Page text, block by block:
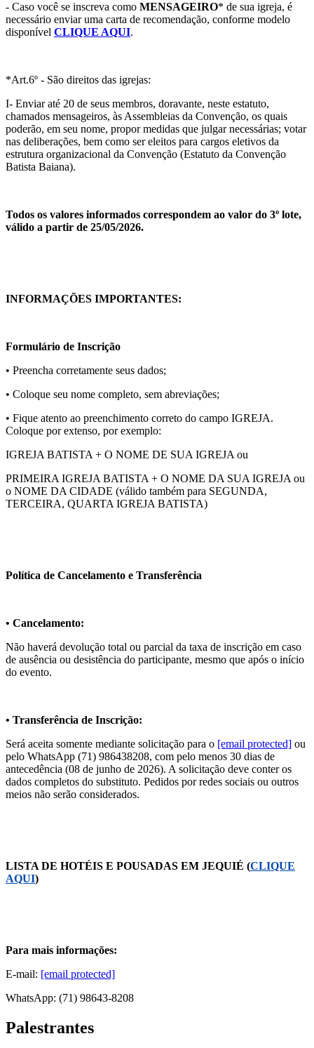
- Caso você se inscreva como MENSAGEIRO* de sua igreja, é
necessário enviar uma carta de recomendação, conforme modelo
disponível CLIQUE AQUI.
*Art.6º - São direitos das igrejas:
I- Enviar até 20 de seus membros, doravante, neste estatuto,
chamados mensageiros, às Assembleias da Convenção, os quais
poderão, em seu nome, propor medidas que julgar necessárias; votar
nas deliberações, bem como ser eleitos para cargos eletivos da
estrutura organizacional da Convenção (Estatuto da Convenção
Batista Baiana).
Todos os valores informados correspondem ao valor do 3º lote,
válido a partir de 25/05/2026.
INFORMAÇÕES IMPORTANTES:
Formulário de Inscrição
• Preencha corretamente seus dados;
• Coloque seu nome completo, sem abreviações;
• Fique atento ao preenchimento correto do campo IGREJA.
Coloque por extenso, por exemplo:
IGREJA BATISTA + O NOME DE SUA IGREJA ou
PRIMEIRA IGREJA BATISTA + O NOME DA SUA IGREJA ou
o NOME DA CIDADE (válido também para SEGUNDA,
TERCEIRA, QUARTA IGREJA BATISTA)
Política de Cancelamento e Transferência
• Cancelamento:
Não haverá devolução total ou parcial da taxa de inscrição em caso
de ausência ou desistência do participante, mesmo que após o início
do evento.
• Transferência de Inscrição:
Será aceita somente mediante solicitação para o [email protected] ou
pelo WhatsApp (71) 986438208, com pelo menos 30 dias de
antecedência (08 de junho de 2026). A solicitação deve conter os
dados completos do substituto. Pedidos por redes sociais ou outros
meios não serão considerados.
LISTA DE HOTÉIS E POUSADAS EM JEQUIÉ (CLIQUE
AQUI)
Para mais informações:
E-mail: [email protected]
WhatsApp: (71) 98643-8208
Palestrantes